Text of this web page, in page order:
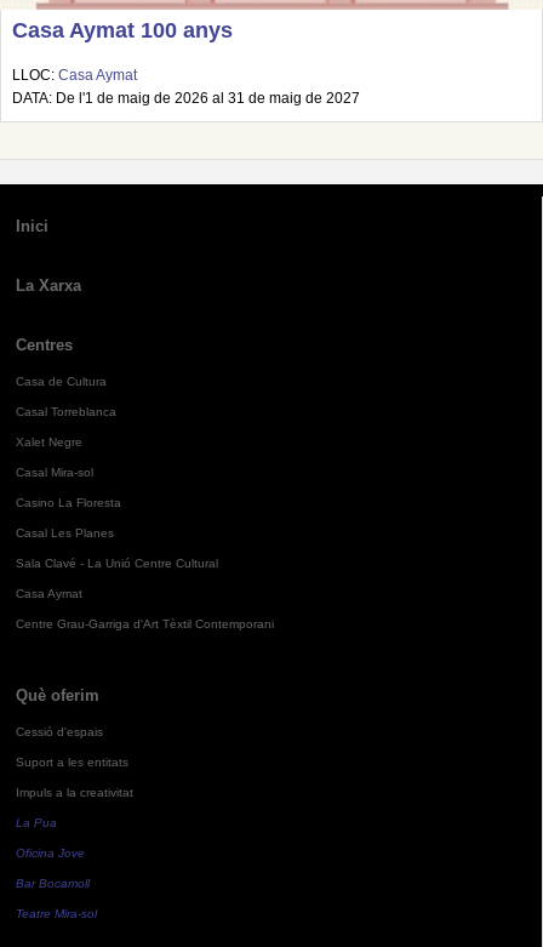
Casa Aymat 100 anys
LLOC: Casa Aymat
DATA: De l'1 de maig de 2026 al 31 de maig de 2027
Inici
La Xarxa
Centres
Casa de Cultura
Casal Torreblanca
Xalet Negre
Casal Mira-sol
Casino La Floresta
Casal Les Planes
Sala Clavé - La Unió Centre Cultural
Casa Aymat
Centre Grau-Garriga d'Art Tèxtil Contemporani
Què oferim
Cessió d'espais
Suport a les entitats
Impuls a la creativitat
La Pua
Oficina Jove
Bar Bocamoll
Teatre Mira-sol